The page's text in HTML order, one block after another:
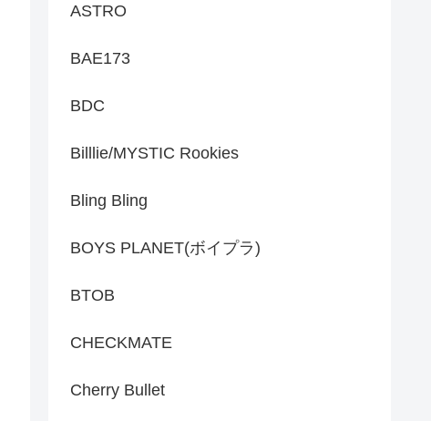
ASTRO
BAE173
BDC
Billlie/MYSTIC Rookies
Bling Bling
BOYS PLANET(ボイプラ)
BTOB
CHECKMATE
Cherry Bullet